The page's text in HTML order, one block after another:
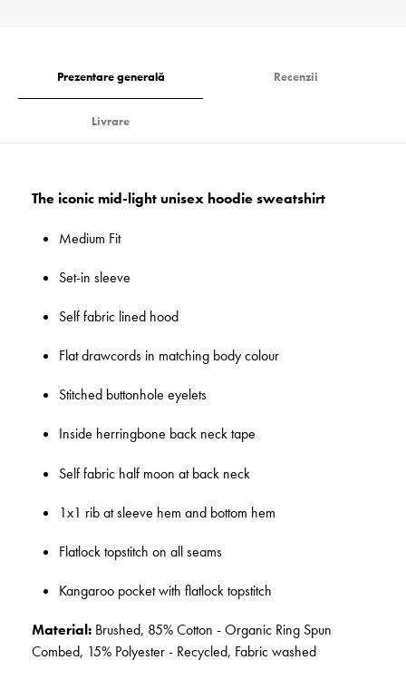
Prezentare generală Recenzii
Livrare
The iconic mid-light unisex hoodie sweatshirt
Medium Fit
Set-in sleeve
Self fabric lined hood
Flat drawcords in matching body colour
Stitched buttonhole eyelets
Inside herringbone back neck tape
Self fabric half moon at back neck
1x1 rib at sleeve hem and bottom hem
Flatlock topstitch on all seams
Kangaroo pocket with flatlock topstitch
Material: Brushed, 85% Cotton - Organic Ring Spun
Combed, 15% Polyester - Recycled, Fabric washed